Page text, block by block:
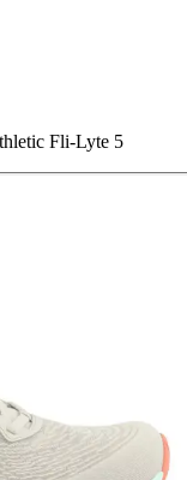
Fli-Lyte 5